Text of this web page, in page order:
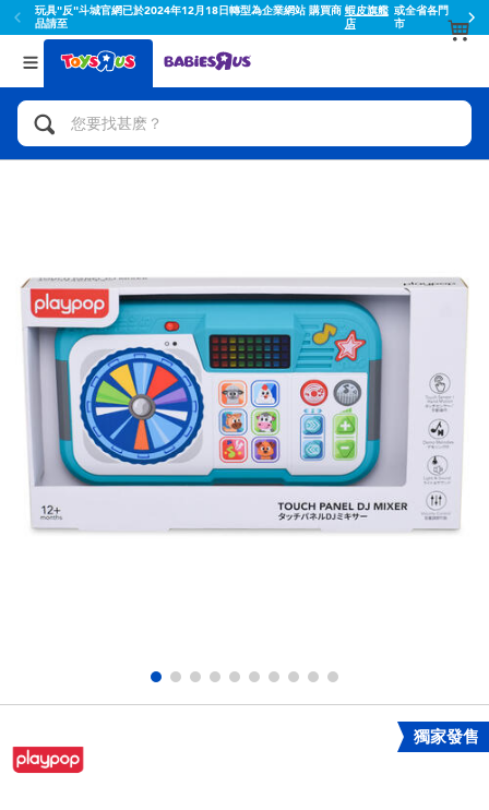
玩具"反"斗城官網已於2024年12月18日轉型為企業網站 購買商
品請至
蝦皮旗艦
店
或全省各門
市
返回
分類目錄
人氣英雄,角色扮演,射擊玩具
玩具車,貨車,火車及遙控系列
手工藝,文具,蠟筆,泥膠,畫板
娃娃, 芭比,收藏公仔
戶外及運動用品
派對用品
返回
品牌
Toy Story玩具總動員
Fuggler
Miniso名創優品
playpop
Marvel漫威
NERF熱火 獨家發售